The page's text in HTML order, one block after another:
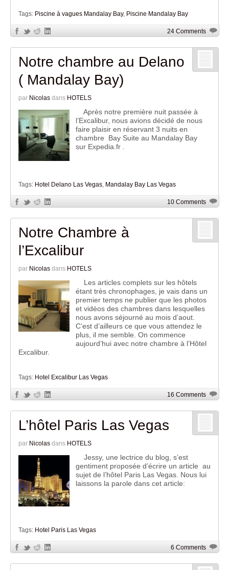
Tags: Piscine à vagues Mandalay Bay, Piscine Mandalay Bay
24 Comments
Notre chambre au Delano
( Mandalay Bay)
par Nicolas dans HOTELS
Après notre première nuit passée à
l’Excalibur, nous avions décidé de nous
faire plaisir en réservant 3 nuits en
chambre Bay Suite au Mandalay Bay
sur Expedia.fr .
Tags: Hotel Delano Las Vegas, Mandalay Bay Las Vegas
10 Comments
Notre Chambre à
l’Excalibur
par Nicolas dans HOTELS
Les articles complets sur les hôtels
étant très chronophages, je vais dans un
premier temps ne publier que les photos
et vidéos des chambres dans lesquelles
nous avons séjourné au mois d’aout.
C’est d’ailleurs ce que vous attendez le
plus, il me semble. On commence
aujourd’hui avec notre chambre à l’Hôtel
Excalibur.
Tags: Hotel Excalibur Las Vegas
16 Comments
L’hôtel Paris Las Vegas
par Nicolas dans HOTELS
Jessy, une lectrice du blog, s’est
gentiment proposée d’écrire un article au
sujet de l’hôtel Paris Las Vegas. Nous lui
laissons la parole dans cet article:
Tags: Hotel Paris Las Vegas
6 Comments